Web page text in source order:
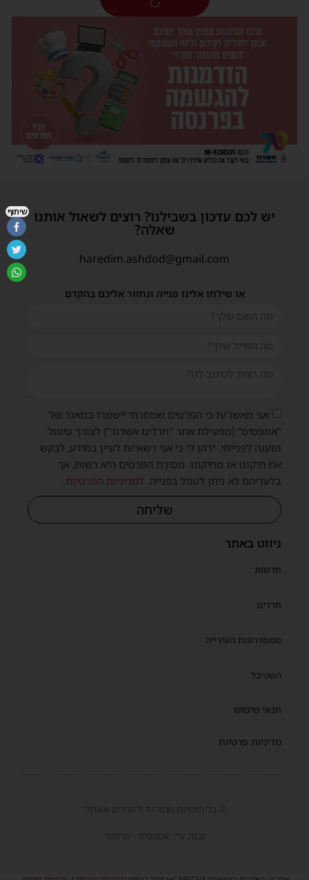
ניווט באתר
חדשות
חרדים
ממסדרונות העירייה
השטיבל
תנאי שימוש
מדיניות פרטיות
יש לכם עדכון בשבילנו? רוצים לשאול אותנו
שאלה?
haredim.ashdod@gmail.com
או שילחו אלינו פנייה ונחזור אליכם בהקדם
אני מאשר/ת כי הפרטים שמסרתי יישמרו במאגר של
"אמפסיס" (מפעילת אתר "חרדים אשדוד") לצורך טיפול
ומענה לפנייתי. ידוע לי כי אני רשאי/ת לעיין במידע, לבקש
את תיקונו או מחיקתו. מסירת הפרטים היא רשות, אך
בלעדיהם לא ניתן לטפל בפנייה. למדיניות הפרטיות.
שליחה
© כל הזכויות שמורות ל'חרדים אשדוד'
נבנה ע"י 'אמפסיס - פרסום'
שיתוף